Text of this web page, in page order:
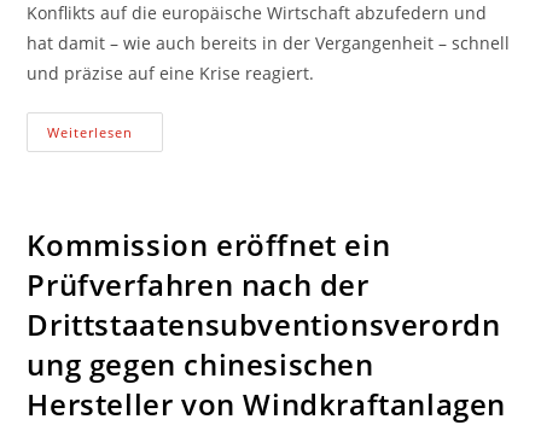
Konflikts auf die europäische Wirtschaft abzufedern und
hat damit – wie auch bereits in der Vergangenheit – schnell
und präzise auf eine Krise reagiert.
Weiterlesen
Krise
Rahmen
Für
Beihilfen
Vor
Der
Krise
Nahen
Osten
Kommission eröffnet ein
Prüfverfahren nach der
Drittstaatensubventionsverordn
ung gegen chinesischen
Hersteller von Windkraftanlagen